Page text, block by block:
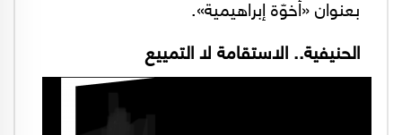
بعنوان «أخوّة إبراهيمية».
الحنيفية.. الاستقامة لا التمييع